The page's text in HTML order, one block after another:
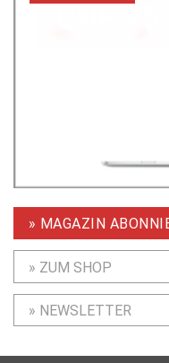
» MAGAZIN
» ZUM SHOP
» NEWSLETTER